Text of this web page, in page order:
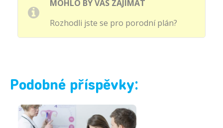
MOHLO BY VÁS ZAJÍMAT
Rozhodli jste se pro porodní plán?
Podobné příspěvky: